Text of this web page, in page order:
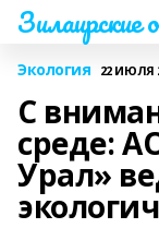
Зилаирские
Экология 22 ИЮЛЯ
С
среде:
Урал»